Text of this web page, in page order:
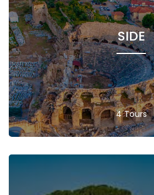
SIDE
4 Tours